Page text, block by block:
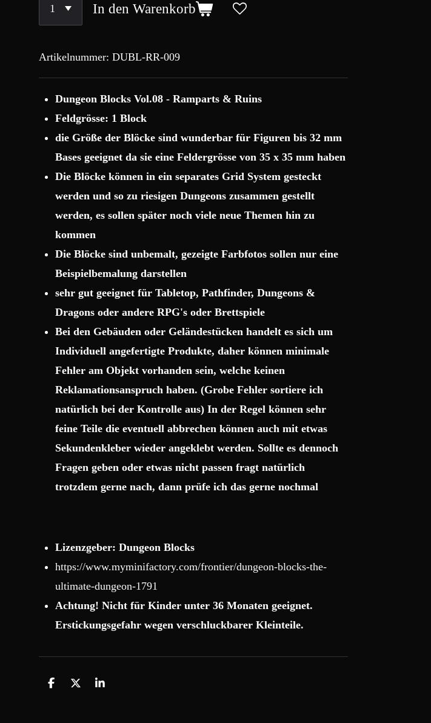
In den Warenkorb
Artikelnummer: DUBL-RR-009
Dungeon Blocks Vol.08 - Ramparts & Ruins
Feldgrösse: 1 Block
die Größe der Blöcke sind wunderbar für Figuren bis 32 mm
Bases geeignet da sie eine Feldergrösse von 35 x 35 mm haben
Die Blöcke können in ein separates Grid System gesteckt
werden und so zu riesigen Dungeons zusammen gestellt
werden, es sollen später noch viele neue Themen hin zu
kommen
Die Blöcke sind unbemalt, gezeigte Farbfotos sollen nur eine
Beispielbemalung darstellen
sehr gut geeignet für Tabletop, Pathfinder, Dungeons &
Dragons oder andere RPG's oder Brettspiele
Bei den Gebäuden oder Geländestücken handelt es sich um
Individuell angefertigte Produkte, daher können minimale
Fehler am Objekt vorhanden sein, welche keinen
Reklamationsanspruch haben. (Grobe Fehler sortiere ich
natürlich bei der Kontrolle aus) In der Regel können sehr
feine Teile die eventuell abbrechen können auch mit etwas
Sekundenkleber wieder angeklebt werden. Sollte es dennoch
Fragen geben oder etwas nicht passen fragt natürlich
trotzdem gerne nach, dann prüfe ich das gerne nochmal
Lizenzgeber: Dungeon Blocks
https://www.myminifactory.com/frontier/dungeon-blocks-the-
ultimate-dungeon-1791
Achtung! Nicht für Kinder unter 36 Monaten geeignet.
Erstickungsgefahr wegen verschluckbarer Kleinteile.
T
T
T